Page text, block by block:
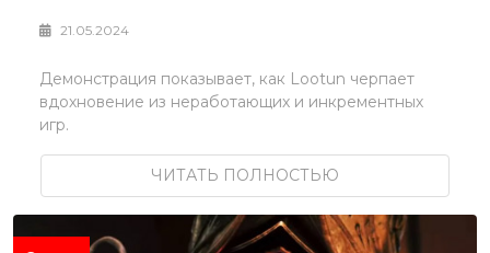
21.05.2024
Демонстрация показывает, как Lootun черпает
вдохновение из неработающих и инкрементных
игр.
ЧИТАТЬ ПОЛНОСТЬЮ